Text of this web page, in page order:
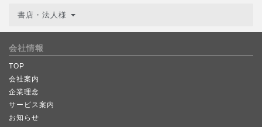
書店・法人様
会社情報
TOP
会社案内
企業理念
サービス案内
お知らせ